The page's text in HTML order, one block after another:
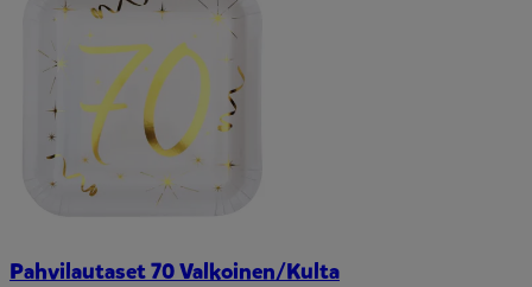
Pahvilautaset 70 Valkoinen/Kulta